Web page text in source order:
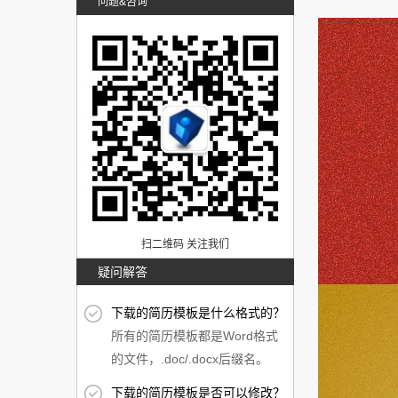
扫二维码 关注我们
疑问解答
下载的简历模板是什么格式的？
所有的简历模板都是Word格式
的文件，.doc/.docx后缀名。
下载的简历模板是否可以修改？